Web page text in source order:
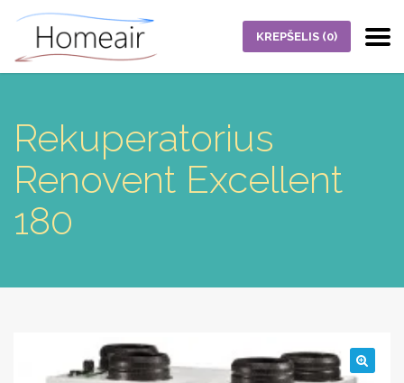
KREPŠELIS (0)
Rekuperatorius
Renovent Excellent
180